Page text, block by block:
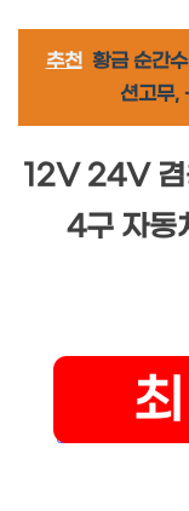
추천 황금 순간
션고무,
12V 24V 겸
4구 자동